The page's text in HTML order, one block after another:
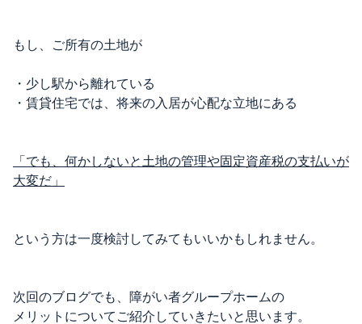
もし、ご所有の土地が
・少し駅から離れている
・賃貸住宅では、将来の入居が心配な立地にある
「でも、何かしないと土地の管理や固定資産税の支払いが
大変だ」
という方は一度検討してみてもいいかもしれません。
次回のブログでも、障がい者グループホームの
メリットについてご紹介していきたいと思います。